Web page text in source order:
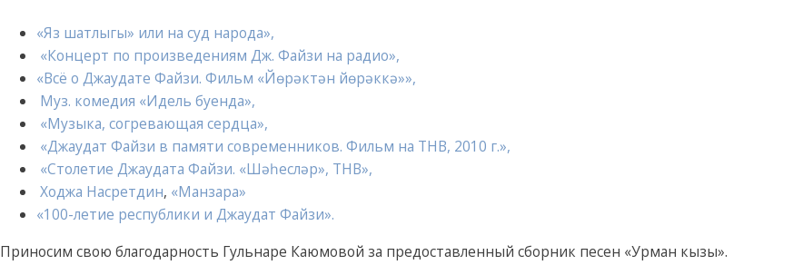
«Яз шатлыгы» или на суд народа»,
«Концерт по произведениям Дж. Файзи на радио»,
«Всё о Джаудате Файзи. Фильм «Йөрәктән йөрәккә»»,
Муз. комедия «Идель буенда»,
«Музыка, согревающая сердца»,
«Джаудат Файзи в памяти современников. Фильм на ТНВ, 2010 г.»,
«Столетие Джаудата Файзи. «Шәһесләр», ТНВ»,
Ходжа Насретдин, «Манзара»
«100-летие республики и Джаудат Файзи».
Приносим свою благодарность Гульнаре Каюмовой за предоставленный сборник песен «Урман кызы».